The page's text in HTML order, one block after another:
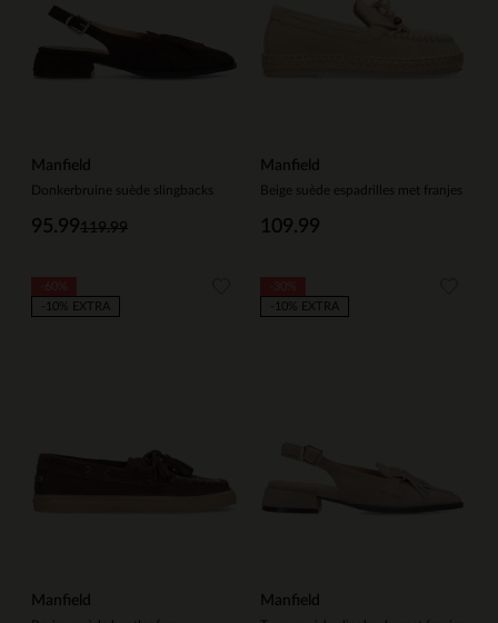
Manfield
Donkerbruine suède slingbacks
119.99
95.99
Manfield
Beige suède espadrilles met franjes
109.99
Manfield
-10% EXTRA
Manfield
-10% EXTRA